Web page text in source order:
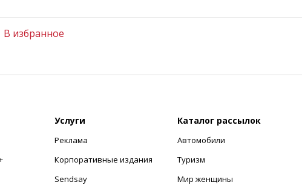
В избранное
Услуги
Реклама
Корпоративные издания
Sendsay
Каталог рассылок
Автомобили
Туризм
Мир женщины